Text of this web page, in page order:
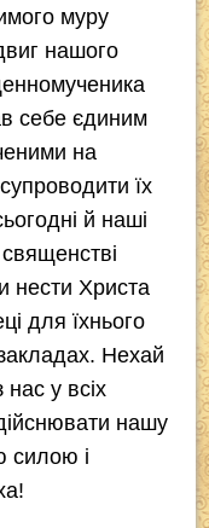
муру
нашого
себе єдиним
на
їх
й наші
нести Христа
для їхнього
Нехай
у всіх
нашу
силою і